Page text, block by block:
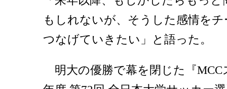
もしれないが、そうした感情を
つなげていきたい」と語った。
明大の優勝で幕を閉じた『MCC